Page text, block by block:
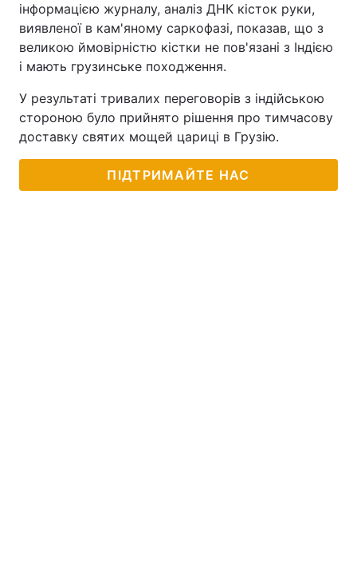
інформацією журналу, аналіз ДНК кісток руки,
виявленої в кам'яному саркофазі, показав, що з
великою ймовірністю кістки не пов'язані з Індією
і мають грузинське походження.
У результаті тривалих переговорів з індійською
стороною було прийнято рішення про тимчасову
доставку святих мощей цариці в Грузію.
ПІДТРИМАЙТЕ НАС